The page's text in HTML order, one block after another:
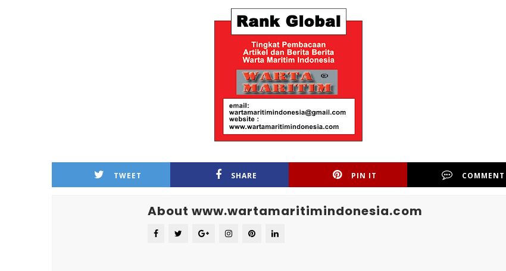
TWEET SHARE PIN IT COMMENT
About www.wartamaritimindonesia.com